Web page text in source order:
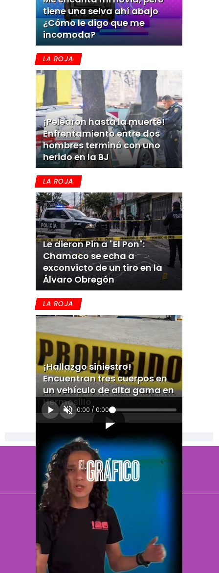
tiene una selva ahí abajo
¿Cómo le digo que me
incomoda?
LA ROJA
¡Pelearon hasta la muerte!
Enfrentamiento entre dos
hombres terminó con uno
herido en la BJ
LA ROJA
Le dieron Pin a "El Pon":
Chamaco se echa a
exconvicto de un tiro en la
Álvaro Obregón
LA ROJA
¡Hallazgo siniestro!
Encuentran tres cuerpos en
un vehículo de alta gama en
Hermosillo
0:00 / 0:00
[Publicidad]
El Universal
Vive USA
Clase